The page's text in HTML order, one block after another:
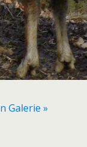
Galerie »